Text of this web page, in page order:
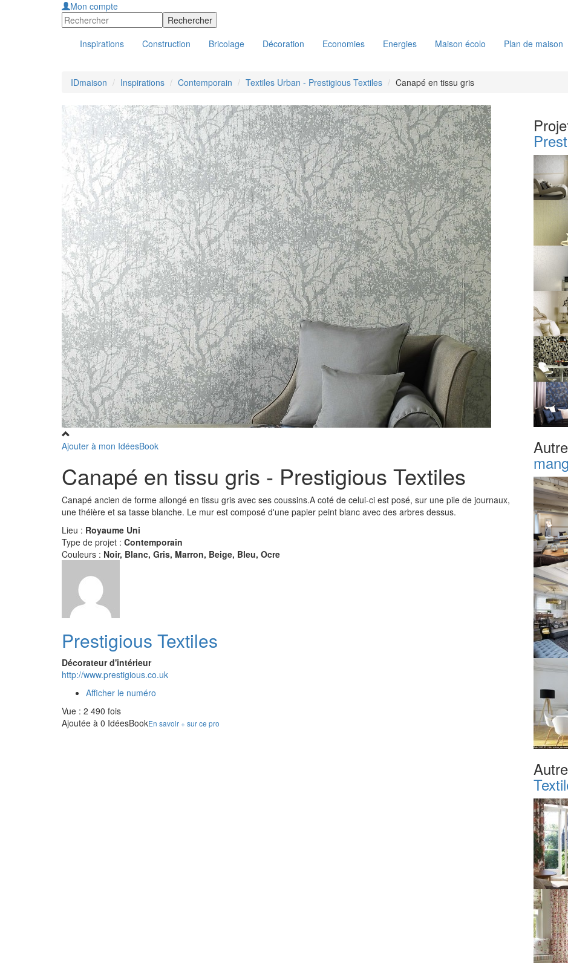
Mon compte
Inspirations Construction Bricolage Décoration Economies Energies Maison écolo Plan de maison
IDmaison Inspirations Contemporain Textiles Urban - Prestigious Textiles Canapé en tissu gris
Ajouter à mon IdéesBook
Canapé en tissu gris - Prestigious Textiles
Canapé ancien de forme allongé en tissu gris avec ses coussins.A coté de celui-ci est posé, sur une pile de journaux,
une théière et sa tasse blanche. Le mur est composé d'une papier peint blanc avec des arbres dessus.
Lieu : Royaume Uni
Type de projet : Contemporain
Couleurs : Noir, Blanc, Gris, Marron, Beige, Bleu, Ocre
Prestigious Textiles
Décorateur d'intérieur
http://www.prestigious.co.uk
Afficher le numéro
Vue : 2 490 fois
Ajoutée à 0 IdéesBookEn savoir + sur ce pro